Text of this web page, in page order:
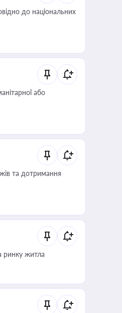
до національних
або
ринку житла